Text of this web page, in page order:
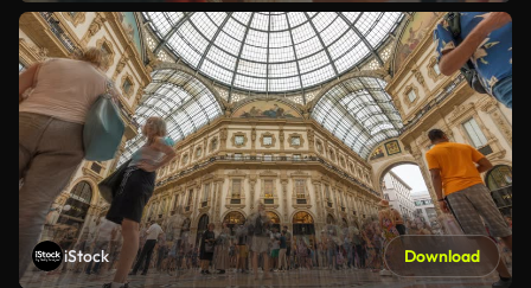
iStock Download